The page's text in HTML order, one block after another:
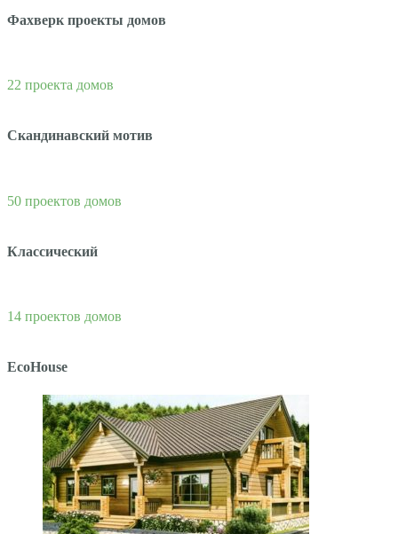
Фахверк проекты домов
22 проекта домов
Скандинавский мотив
50 проектов домов
Классический
14 проектов домов
EcoHouse